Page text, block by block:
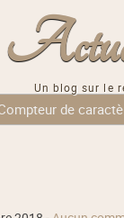
Un blog sur le
de